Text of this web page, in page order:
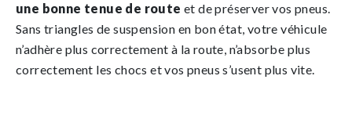
une bonne tenue de route et de préserver vos pneus.
Sans triangles de suspension en bon état, votre véhicule
n’adhère plus correctement à la route, n’absorbe plus
correctement les chocs et vos pneus s’usent plus vite.